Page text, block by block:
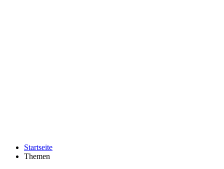
Startseite
Themen